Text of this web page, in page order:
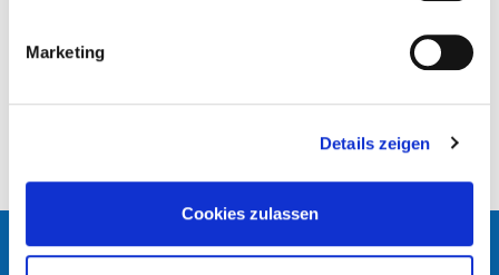
Marketing
Details zeigen
Cookies zulassen
Suchmaschinenoptimierung
Webseitencode Webseiteninhalt